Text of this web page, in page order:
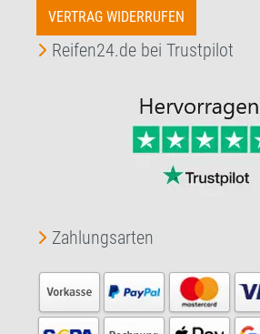
VERTRAG WIDERRUFEN
Reifen24.de bei Trustpilot
Zahlungsarten